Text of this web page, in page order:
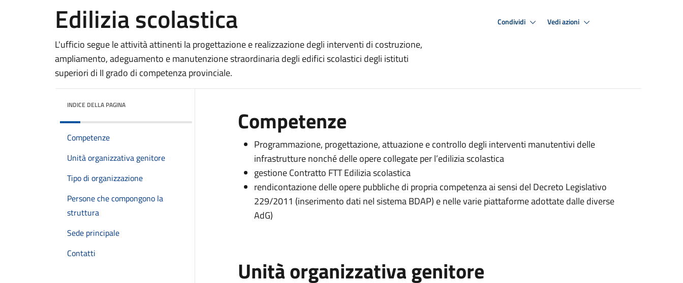
Edilizia scolastica
L'ufficio segue le attività attinenti la progettazione e realizzazione degli interventi di costruzione,
ampliamento, adeguamento e manutenzione straordinaria degli edifici scolastici degli istituti
superiori di II grado di competenza provinciale.
Condividi Vedi azioni
INDICE DELLA PAGINA
Competenze
Unità organizzativa genitore
Tipo di organizzazione
Persone che compongono la
struttura
Sede principale
Contatti
Competenze
Programmazione, progettazione, attuazione e controllo degli interventi manutentivi delle
infrastrutture nonché delle opere collegate per l’edilizia scolastica
gestione Contratto FTT Edilizia scolastica
rendicontazione delle opere pubbliche di propria competenza ai sensi del Decreto Legislativo
229/2011 (inserimento dati nel sistema BDAP) e nelle varie piattaforme adottate dalle diverse
AdG)
Unità organizzativa genitore